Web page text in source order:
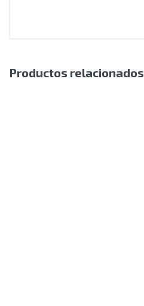
Productos relacionados